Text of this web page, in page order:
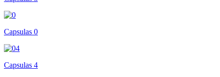
Capsulas 0
Capsulas 4